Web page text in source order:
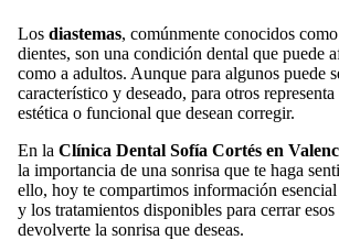
Los diastemas, comúnmente conocidos
dientes, son una condición dental que puede
como a adultos. Aunque para algunos puede
característico y deseado, para otros
estética o funcional que desean corregir.
En la Clínica Dental Sofía Cortés en
la importancia de una sonrisa que te haga
ello, hoy te compartimos información esencial
y los tratamientos disponibles para cerrar esos
devolverte la sonrisa que deseas.